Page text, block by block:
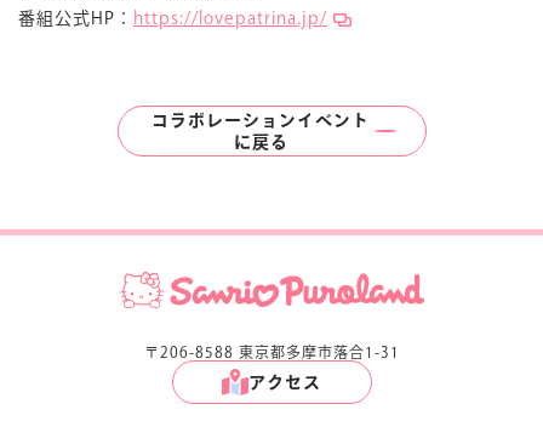
番組公式HP：
https://lovepatrina.jp/
コラボレーションイベント
に戻る
〒206-8588 東京都多摩市落合1-31
アクセス